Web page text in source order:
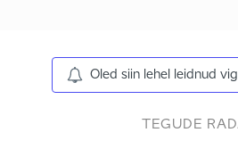
Oled siin lehel leidnud
TEGUDE